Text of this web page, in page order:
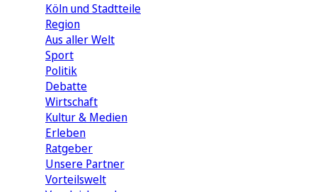
Köln und Stadtteile
Region
Aus aller Welt
Sport
Politik
Debatte
Wirtschaft
Kultur & Medien
Erleben
Ratgeber
Unsere Partner
Vorteilswelt